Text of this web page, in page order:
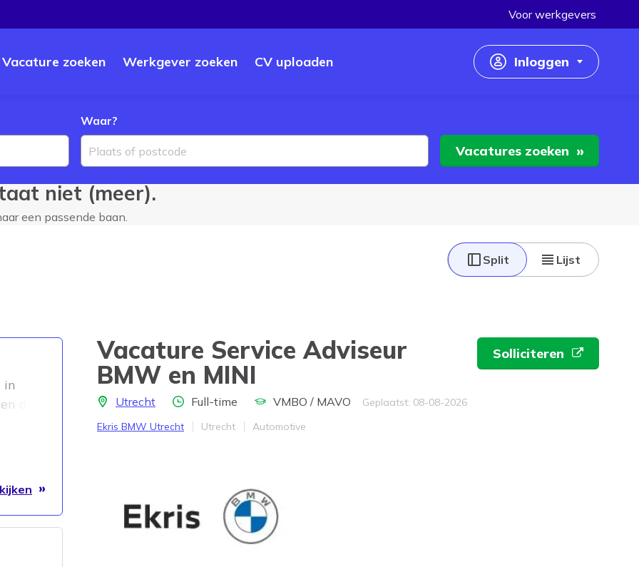
Vacature zoeken Werkgever zoeken CV uploaden
Voor werkgevers
Inloggen
Inloggen als werkgever
Waar?
Plaats of postcode Vacatures zoeken
niet (meer).
een passende baan.
Split Lijst
in
de
Vacature Service Adviseur
BMW en MINI
Solliciteren
LocatieUtrechtAantal uren
Full-time Opleidingsniveau
VMBO / MAVO
Geplaatst: 08-08-2026
Bedrijf
Ekris BMW Utrecht Provincie
Utrecht Werkveld
Automotive